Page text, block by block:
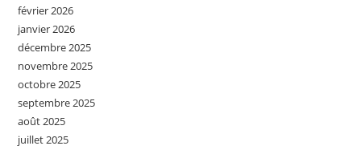
février 2026
janvier 2026
décembre 2025
novembre 2025
octobre 2025
septembre 2025
août 2025
juillet 2025